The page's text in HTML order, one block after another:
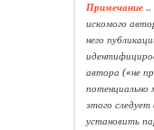
Примечание ..
искомого
него
автора («не
потенциально
этого
установить